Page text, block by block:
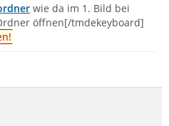
wie da im 1. Bild bei
öffnen[/tmdekeyboard]